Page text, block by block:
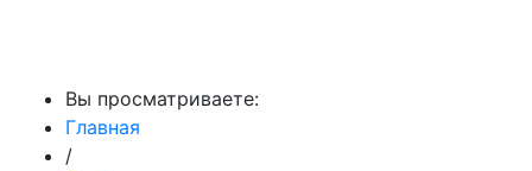
Вы просматриваете:
Главная
/